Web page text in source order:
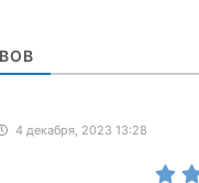
4 декабря, 2023 13:28